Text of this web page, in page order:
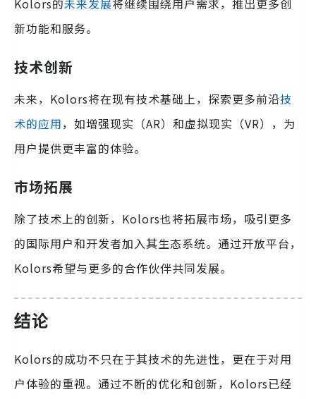
Kolors的未来发展将继续围绕用户需求，推出更多创
新功能和服务。
技术创新
未来，Kolors将在现有技术基础上，探索更多前沿技
术的应用，如增强现实（AR）和虚拟现实（VR），为
用户提供更丰富的体验。
市场拓展
除了技术上的创新，Kolors也将拓展市场，吸引更多
的国际用户和开发者加入其生态系统。通过开放平台，
Kolors希望与更多的合作伙伴共同发展。
结论
Kolors的成功不只在于其技术的先进性，更在于对用
户体验的重视。通过不断的优化和创新，Kolors已经